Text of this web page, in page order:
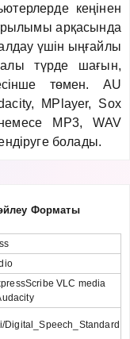
кеңінен
арқасында
үшін ыңғайлы
түрде шағын,
төмен. AU
MPlayer, Sox
MP3, WAV
болады.
Форматы
VLC media
Digital_Speech_Standard